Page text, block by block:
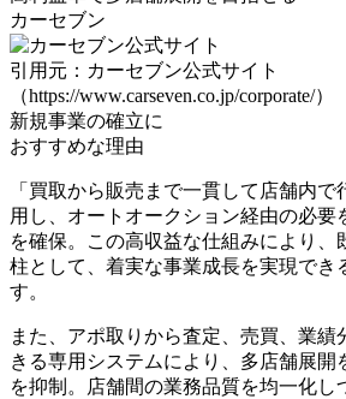
カーセブン
引用元：カーセブン公式サイト
（https://www.carseven.co.jp/corporate/）
新規事業の確立に
おすすめな理由
「買取から販売まで一貫して店舗内
用し、オートオークション経由の必要
を確保。この高収益な仕組みにより、
柱として、着実な事業成長を実現でき
す。
また、アポ取りから査定、売買、業績
きる専用システムにより、 多店舗展開
を抑制 。店舗間の業務品質を均一化し